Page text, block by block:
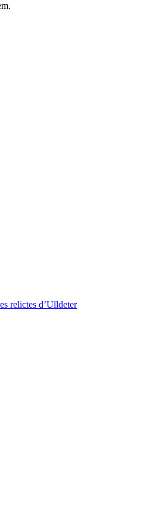
relictes d’Ulldeter